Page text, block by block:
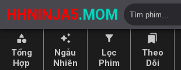
HHNINJA5.MOM
category
Tổng
Hợp
auto_awesome
Ngẫu
Nhiên
filter_alt
Lọc
Phim
bookmarks
Theo
Dõi